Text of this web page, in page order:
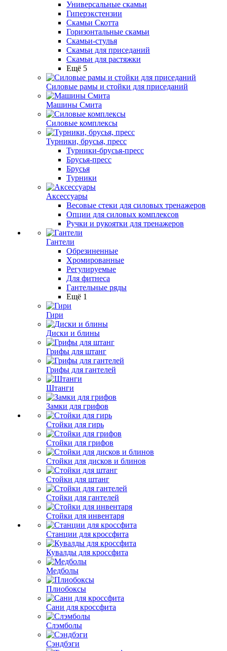
Универсальные скамьи
Гиперэкстензии
Скамьи Скотта
Горизонтальные скамьи
Скамьи-стулья
Скамьи для приседаний
Скамьи для растяжки
Ещё 5
Силовые рамы и стойки для приседаний
Машины Смита
Силовые комплексы
Турники, брусья, пресс
Турники-брусья-пресс
Брусья-пресс
Брусья
Турники
Аксессуары
Весовые стеки для силовых тренажеров
Опции для силовых комплексов
Ручки и рукоятки для тренажеров
Гантели
Обрезиненные
Хромированные
Регулируемые
Для фитнеса
Гантельные ряды
Ещё 1
Гири
Диски и блины
Грифы для штанг
Грифы для гантелей
Штанги
Замки для грифов
Стойки для гирь
Стойки для грифов
Стойки для дисков и блинов
Стойки для штанг
Стойки для гантелей
Стойки для инвентаря
Станции для кроссфита
Кувалды для кроссфита
Медболы
Плиобоксы
Сани для кроссфита
Слэмболы
Сэндбэги